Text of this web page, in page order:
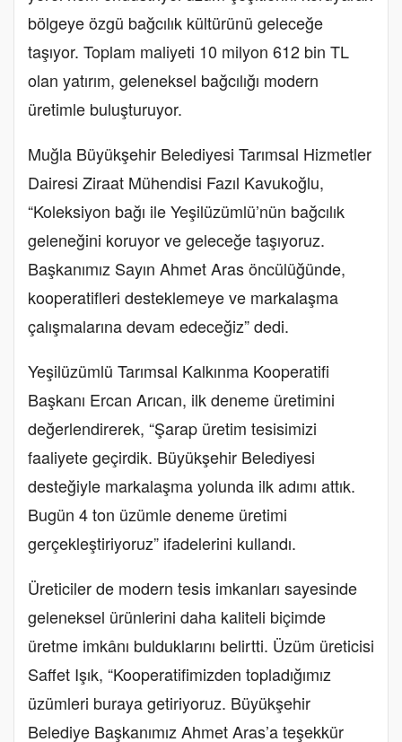
bölgeye özgü bağcılık kültürünü geleceğe
taşıyor. Toplam maliyeti 10 milyon 612 bin TL
olan yatırım, geleneksel bağcılığı modern
üretimle buluşturuyor.
Muğla Büyükşehir Belediyesi Tarımsal Hizmetler
Dairesi Ziraat Mühendisi Fazıl Kavukoğlu,
“Koleksiyon bağı ile Yeşilüzümlü’nün bağcılık
geleneğini koruyor ve geleceğe taşıyoruz.
Başkanımız Sayın Ahmet Aras öncülüğünde,
kooperatifleri desteklemeye ve markalaşma
çalışmalarına devam edeceğiz” dedi.
Yeşilüzümlü Tarımsal Kalkınma Kooperatifi
Başkanı Ercan Arıcan, ilk deneme üretimini
değerlendirerek, “Şarap üretim tesisimizi
faaliyete geçirdik. Büyükşehir Belediyesi
desteğiyle markalaşma yolunda ilk adımı attık.
Bugün 4 ton üzümle deneme üretimi
gerçekleştiriyoruz” ifadelerini kullandı.
Üreticiler de modern tesis imkanları sayesinde
geleneksel ürünlerini daha kaliteli biçimde
üretme imkânı bulduklarını belirtti. Üzüm üreticisi
Saffet Işık, “Kooperatifimizden topladığımız
üzümleri buraya getiriyoruz. Büyükşehir
Belediye Başkanımız Ahmet Aras’a teşekkür